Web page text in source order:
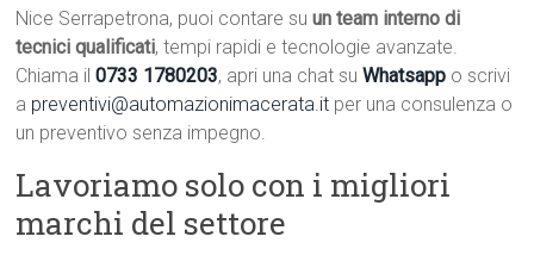
Nice Serrapetrona, puoi contare suun team interno di
tecnici qualificati, tempi rapidi e tecnologie avanzate.
Chiama il0733 1780203, apri una chat suWhatsapp o scrivi
a preventivi@automazionimacerata.it per una consulenza o
un preventivo senza impegno.
Lavoriamo solo con i migliori
marchi del settore